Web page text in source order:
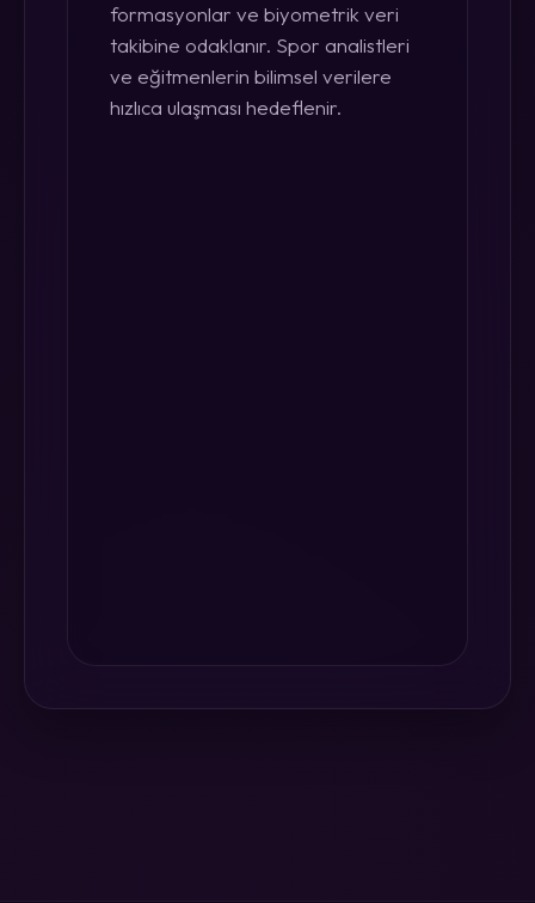
formasyonlar ve biyometrik veri
takibine odaklanır. Spor analistleri
ve eğitmenlerin bilimsel verilere
hızlıca ulaşması hedeflenir.